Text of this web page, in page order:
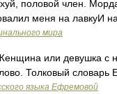
половой член.
меня на лавкуИ
мира
или девушка с
Толковый
языка Ефремовой